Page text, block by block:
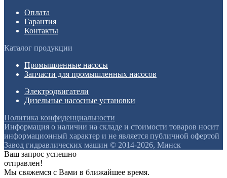
Оплата
Гарантия
Контакты
Каталог продукции
Промышленные насосы
Запчасти для промышленных насосов
Электродвигатели
Дизельные насосные установки
Политика конфиденциальности
Информация о наличии на складе и стоимости товаров носит
информационный характер и не является публичной офертой
Завод гидравлических машин © 2014-2026, Минск
Ваш запрос успешно
отправлен!
Мы свяжемся с Вами в ближайшее время.